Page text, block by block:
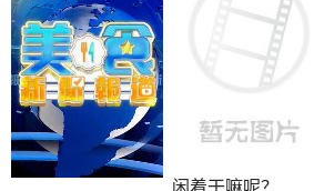
闲着干嘛呢？